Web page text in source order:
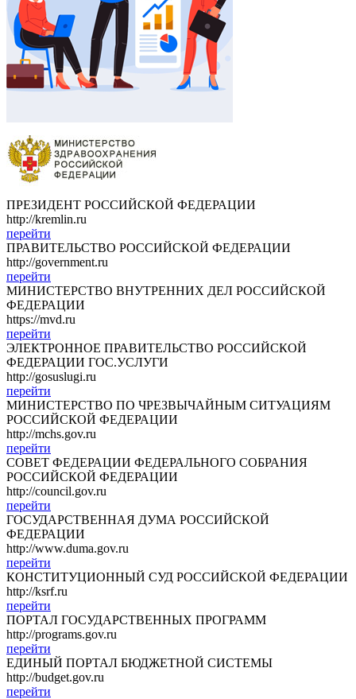
ПРЕЗИДЕНТ РОССИЙСКОЙ ФЕДЕРАЦИИ
http://kremlin.ru
перейти
ПРАВИТЕЛЬСТВО РОССИЙСКОЙ ФЕДЕРАЦИИ
http://government.ru
перейти
МИНИСТЕРСТВО ВНУТРЕННИХ ДЕЛ РОССИЙСКОЙ
ФЕДЕРАЦИИ
https://mvd.ru
перейти
ЭЛЕКТРОННОЕ ПРАВИТЕЛЬСТВО РОССИЙСКОЙ
ФЕДЕРАЦИИ ГОС.УСЛУГИ
http://gosuslugi.ru
перейти
МИНИСТЕРСТВО ПО ЧРЕЗВЫЧАЙНЫМ СИТУАЦИЯМ
РОССИЙСКОЙ ФЕДЕРАЦИИ
http://mchs.gov.ru
перейти
СОВЕТ ФЕДЕРАЦИИ ФЕДЕРАЛЬНОГО СОБРАНИЯ
РОССИЙСКОЙ ФЕДЕРАЦИИ
http://council.gov.ru
перейти
ГОСУДАРСТВЕННАЯ ДУМА РОССИЙСКОЙ
ФЕДЕРАЦИИ
http://www.duma.gov.ru
перейти
КОНСТИТУЦИОННЫЙ СУД РОССИЙСКОЙ ФЕДЕРАЦИИ
http://ksrf.ru
перейти
ПОРТАЛ ГОСУДАРСТВЕННЫХ ПРОГРАММ
http://programs.gov.ru
перейти
ЕДИНЫЙ ПОРТАЛ БЮДЖЕТНОЙ СИСТЕМЫ
http://budget.gov.ru
перейти